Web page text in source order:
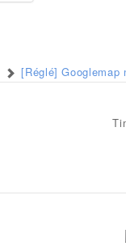
[Réglé] Googlemap